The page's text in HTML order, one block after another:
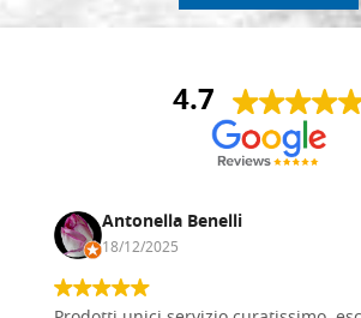
4.7
Antonella Benelli
18/12/2025